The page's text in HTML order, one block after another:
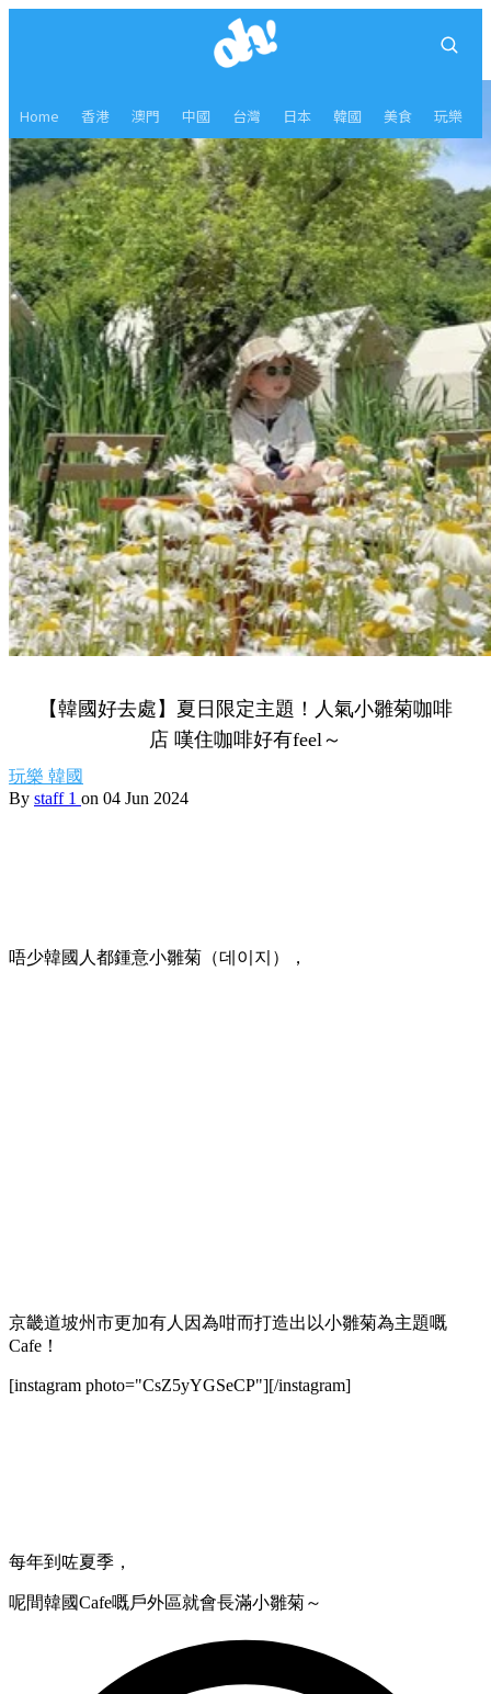
Home 香港 澳門 中國 台灣 日本 韓國 美食 玩樂
【韓國好去處】夏日限定主題！人氣小雛菊咖啡
店 嘆住咖啡好有feel～
玩樂 韓國
By staff 1 on 04 Jun 2024
唔少韓國人都鍾意小雛菊（데이지），
京畿道坡州市更加有人因為咁而打造出以小雛菊為主題嘅
Cafe！
[instagram photo="CsZ5yYGSeCP"][/instagram]
每年到咗夏季，
呢間韓國Cafe嘅戶外區就會長滿小雛菊～